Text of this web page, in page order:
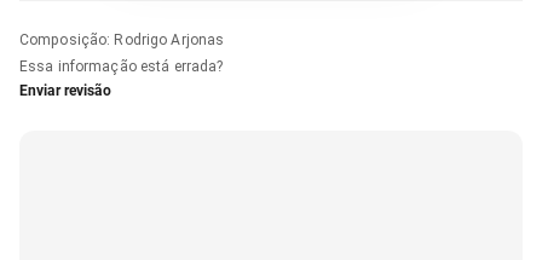
Composição: Rodrigo Arjonas
Essa informação está errada?
Enviar revisão